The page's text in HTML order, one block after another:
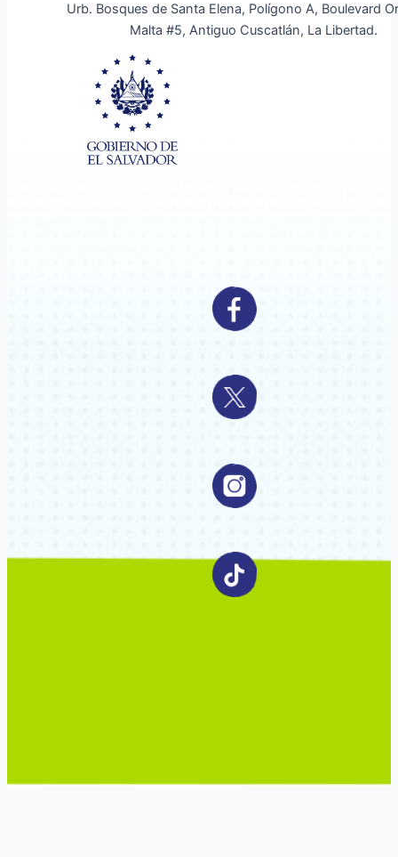
Urb. Bosques de Santa Elena, Polígono A, Boulevard
Malta #5, Antiguo Cuscatlán, La Libertad.